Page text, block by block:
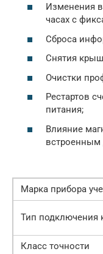
Изменения
часах с
Сброса
Снятия
Очистки
Рестартов
питания;
Влияние
Марка прибора
Тип подключения
Класс точности